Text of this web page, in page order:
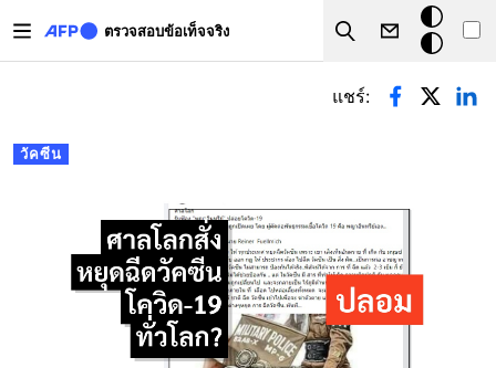
ตรวจสอบข้อเท็จจริง
Search
โหมด
มืด
Primary tabs
วัคซีน
แชร์: